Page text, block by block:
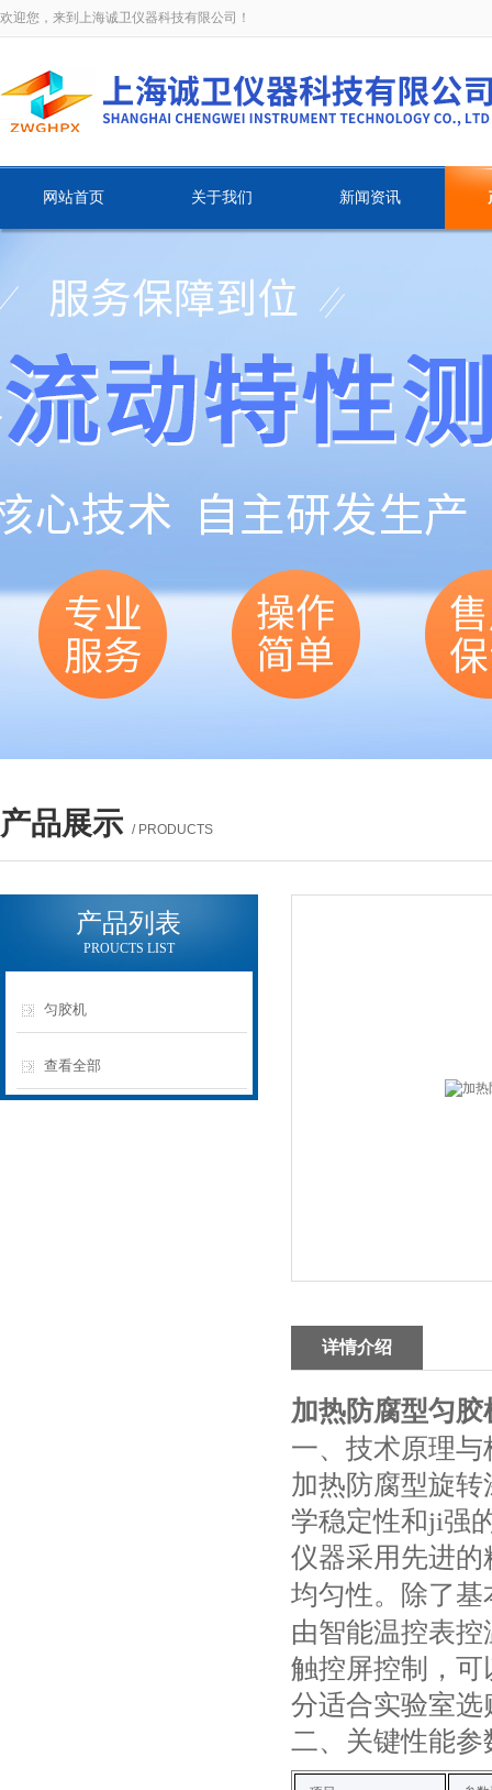
欢迎您，来到上海诚卫仪器科技有限公司！
网站首页 关于我们 新闻资讯
产品展示 / PRODUCTS
产品列表
PROUCTS LIST
匀胶机
查看全部
详情介绍
加热防腐型匀胶
一、技术原理与
加热防腐型旋
学稳定性和ji强
仪器采用先进
均匀性。除了
由智能温控表
触控屏控制，
分适合实验室选
二、关键性能参